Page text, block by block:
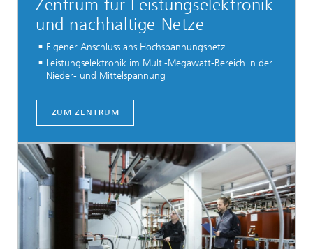
Zentrum für Leistungselektronik
und nachhaltige Netze
Eigener Anschluss ans Hochspannungsnetz
Leistungselektronik im Multi-Megawatt-Bereich in der
Nieder- und Mittelspannung
ZUM ZENTRUM